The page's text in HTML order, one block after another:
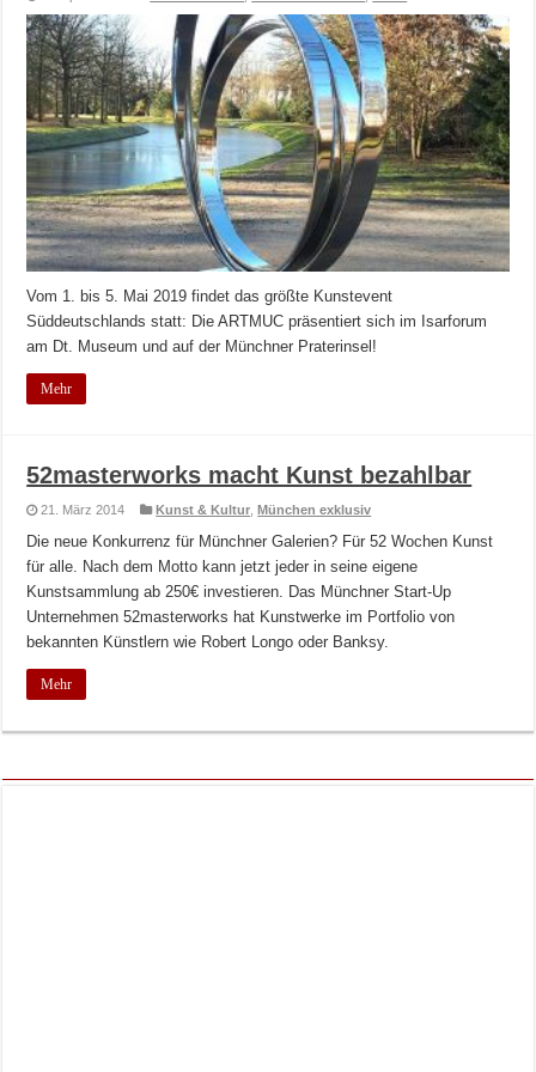
Vom 1. bis 5. Mai 2019 findet das größte Kunstevent
Süddeutschlands statt: Die ARTMUC präsentiert sich im Isarforum
am Dt. Museum und auf der Münchner Praterinsel!
Mehr
52masterworks macht Kunst bezahlbar
21. März 2014 Kunst & Kultur ,München exklusiv
Die neue Konkurrenz für Münchner Galerien? Für 52 Wochen Kunst
für alle. Nach dem Motto kann jetzt jeder in seine eigene
Kunstsammlung ab 250€ investieren. Das Münchner Start-Up
Unternehmen 52masterworks hat Kunstwerke im Portfolio von
bekannten Künstlern wie Robert Longo oder Banksy.
Mehr